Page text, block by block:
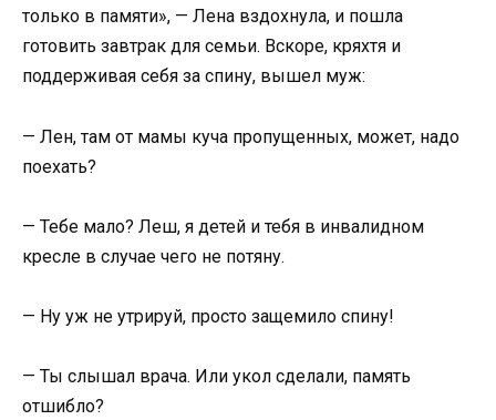
только в памяти», — Лена вздохнула, и пошла
готовить завтрак для семьи. Вскоре, кряхтя и
поддерживая себя за спину, вышел муж:
— Лен, там от мамы куча пропущенных, может, надо
поехать?
— Тебе мало? Леш, я детей и тебя в инвалидном
кресле в случае чего не потяну.
— Ну уж не утрируй, просто защемило спину!
— Ты слышал врача. Или укол сделали, память
отшибло?